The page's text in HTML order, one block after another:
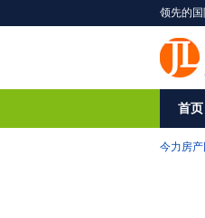
领先的国
首页
今力房产